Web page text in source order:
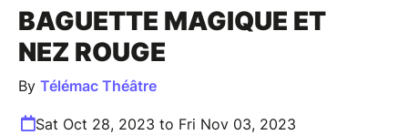
BAGUETTE MAGIQUE ET
NEZ ROUGE
By Télémac Théâtre
Sat Oct 28, 2023 to Fri Nov 03, 2023